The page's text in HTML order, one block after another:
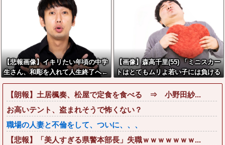
てしまうw w w w w w w w w
【悲報画像】イキリたい年頃の中学
生さん、和彫を入れて人生終了へ←
これw w w w w w
【画像】森高千里(55) 「ミニスカー
トはとてもムリよ若い子には負ける
わ」←ワイらにはブッ刺さりまくっ
てしまうw w w w w w
【朗報】土居楓奏、松屋で定食を食べる ⇒ 小野田紗...
お高いテント、盗まれそうで怖くない？
職場の人妻と不倫をして、ついに、、、
【悲報】「美人すぎる県警本部長」失職ｗｗｗｗｗｗｗ...